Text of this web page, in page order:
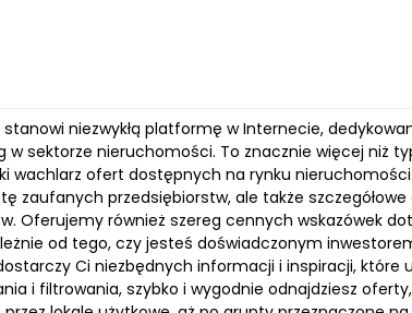
stanowi niezwykłą platformę w Internecie,
w sektorze nieruchomości. To znacznie więcej niż
wachlarz ofert dostępnych na rynku
zaufanych przedsiębiorstw, ale także
Oferujemy również szereg cennych wskazówek
od tego, czy jesteś doświadczonym
Ci niezbędnych informacji i inspiracji, które
i filtrowania, szybko i wygodnie odnajdziesz